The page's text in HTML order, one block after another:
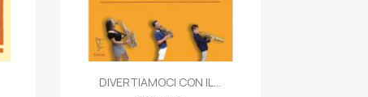
 Anteprima
DIVERTIAMOCI CON IL...